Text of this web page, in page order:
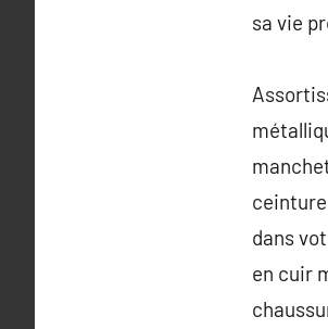
sa vie
dans
en cuir